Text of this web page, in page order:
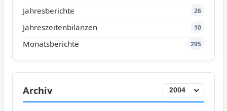
Jahresberichte 26
Jahreszeitenbilanzen 10
Monatsberichte 295
Archiv